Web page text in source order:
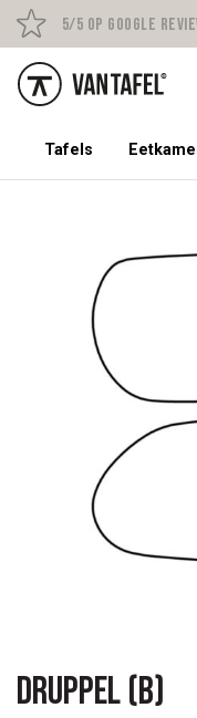
5/5 op Google
5%
Tafels
Druppel (B)